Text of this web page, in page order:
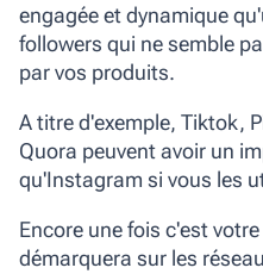
engagée et dynamique
followers qui ne semble
par vos produits.
A titre d'exemple, Tiktok,
Quora peuvent avoir un
qu'Instagram si vous les
Encore une fois c'est
démarquera sur les